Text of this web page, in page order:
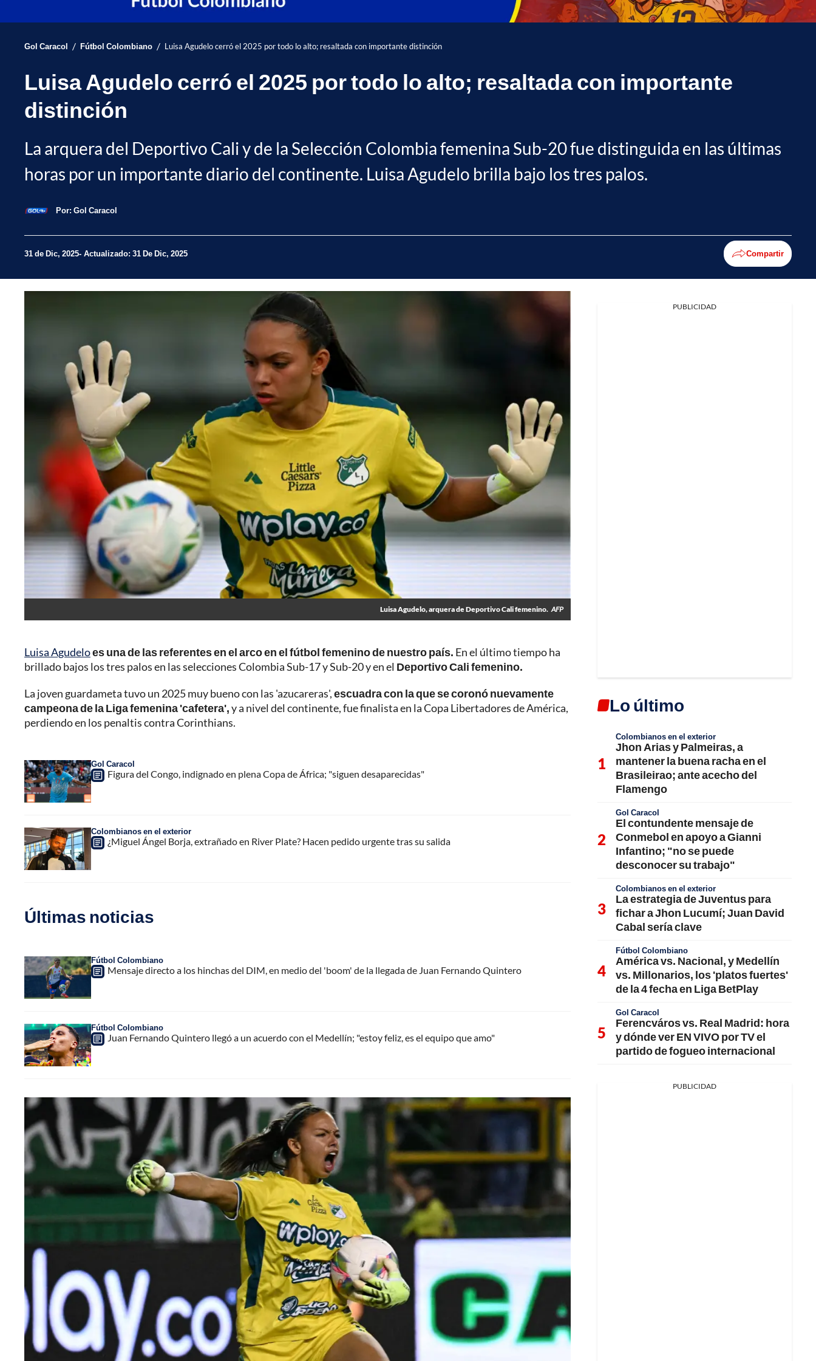
Gol Caracol / Fútbol Colombiano / Luisa Agudelo cerró el 2025 por todo lo alto; resaltada con importante distinción
Luisa Agudelo cerró el 2025 por todo lo alto; resaltada con importante
distinción
La arquera del Deportivo Cali y de la Selección Colombia femenina Sub-20 fue distinguida en las últimas
horas por un importante diario del continente. Luisa Agudelo brilla bajo los tres palos.
Por: Gol Caracol
31 de Dic, 2025 Actualizado: 31 De Dic, 2025 Compartir
Luisa Agudelo, arquera de Deportivo Cali femenino. AFP
Luisa Agudeloes una de las referentes en el arco en el fútbol femenino de nuestro país. En el último tiempo ha
brillado bajos los tres palos en las selecciones Colombia Sub-17 y Sub-20 y en el Deportivo Cali femenino.
La joven guardameta tuvo un 2025 muy bueno con las 'azucareras',escuadra con la que se coronó nuevamente
campeona de la Liga femenina 'cafetera',y a nivel del continente, fue finalista en la Copa Libertadores de América,
perdiendo en los penaltis contra Corinthians.
Gol Caracol
Figura del Congo, indignado en plena Copa de África; "siguen desaparecidas"
Colombianos en el exterior
¿Miguel Ángel Borja, extrañado en River Plate? Hacen pedido urgente tras su salida
Últimas noticias
Fútbol Colombiano
Mensaje directo a los hinchas del DIM, en medio del 'boom' de la llegada de Juan Fernando Quintero
Fútbol Colombiano
Juan Fernando Quintero llegó a un acuerdo con el Medellín; "estoy feliz, es el equipo que amo"
PUBLICIDAD
Lo último
Colombianos en el exterior
Jhon Arias y Palmeiras, a
mantener la buena racha en el
Brasileirao; ante acecho del
Flamengo
Gol Caracol
El contundente mensaje de
Conmebol en apoyo a Gianni
Infantino; "no se puede
desconocer su trabajo"
Colombianos en el exterior
La estrategia de Juventus para
fichar a Jhon Lucumí; Juan David
Cabal sería clave
Fútbol Colombiano
América vs. Nacional, y Medellín
vs. Millonarios, los 'platos fuertes'
de la 4 fecha en Liga BetPlay
Gol Caracol
Ferencváros vs. Real Madrid: hora
y dónde ver EN VIVO por TV el
partido de fogueo internacional
PUBLICIDAD